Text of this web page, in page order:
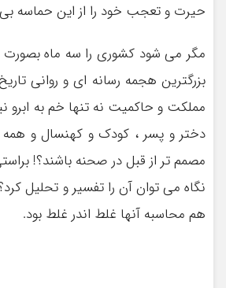
حیرت و تعجب خود را از این حماسه بی
مگر می شود کشوری را سه ماه بصورت
بزرگترین هجمه رسانه ای و روانی
مملکت و حاکمیت نه تنها خم به ابرو
دختر و پسر ، کودک و کهنسال و
مصمم تر از قبل در صحنه باشند؟!
نگاه می توان آن را تفسیر و تحلیل
هم محاسبه آنها غلط اندر غلط بود.